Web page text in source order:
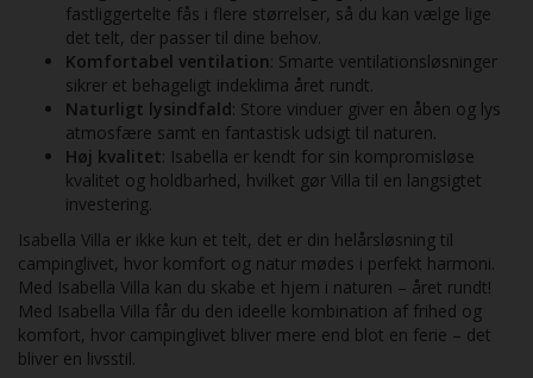
fastliggertelte fås i flere størrelser, så du kan vælge lige
det telt, der passer til dine behov.
Komfortabel ventilation: Smarte ventilationsløsninger
sikrer et behageligt indeklima året rundt.
Naturligt lysindfald: Store vinduer giver en åben og lys
atmosfære samt en fantastisk udsigt til naturen.
Høj kvalitet: Isabella er kendt for sin kompromisløse
kvalitet og holdbarhed, hvilket gør Villa til en langsigtet
investering.
Isabella Villa er ikke kun et telt, det er din helårsløsning til
campinglivet, hvor komfort og natur mødes i perfekt harmoni.
Med Isabella Villa kan du skabe et hjem i naturen – året rundt!
Med Isabella Villa får du den ideelle kombination af frihed og
komfort, hvor campinglivet bliver mere end blot en ferie – det
bliver en livsstil.